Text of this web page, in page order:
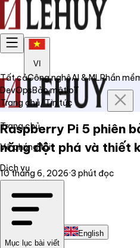
VI
Trang chủ
Về chúng tôi
Dịch vụ
Liên hệ
English
Tất cảCông nghệAI & MLPhần
DevOpsBảo mậtIoT
Trang chủ/Tin tức
Raspberry Pi 5 phiên
năng đột phá và thiết
10 tháng 6, 2026·3 phút đọc
Mục lục bài viết